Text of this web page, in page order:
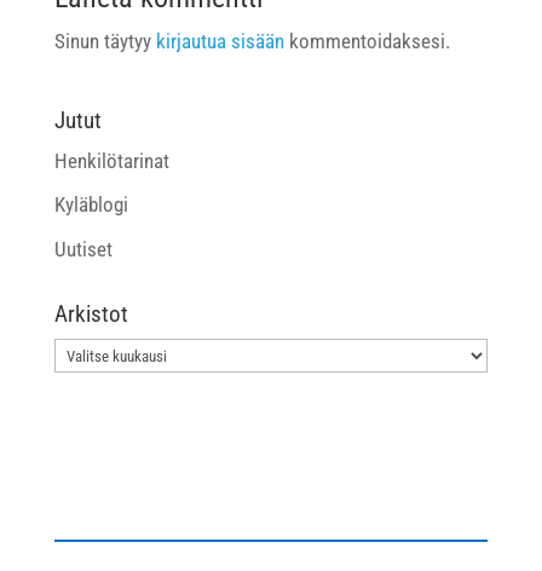
Sinun täytyy kirjautua sisäänkommentoidaksesi.
Jutut
Henkilötarinat
Kyläblogi
Uutiset
Arkistot
Arkistot